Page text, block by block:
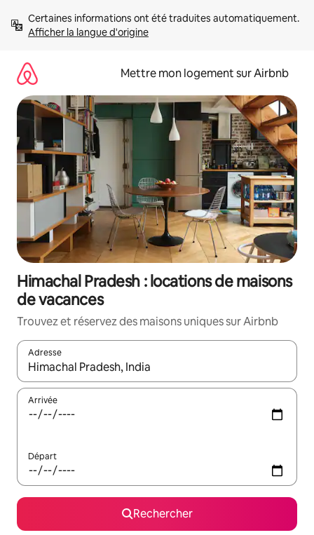
directement
Afficher la langue d'origine
Mettre mon logement sur Airbnb
Himachal Pradesh : locations de maisons
de vacances
Trouvez et réservez des maisons uniques sur Airbnb
Adresse
Lorsque les résultats s'affichent, utilisez les flèches vers le
Arrivée
Départ
Rechercher